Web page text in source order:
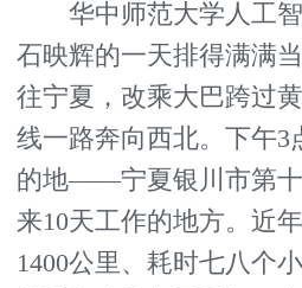
华中师范大学人工智
石映辉的一天排得满满
往宁夏，改乘大巴跨过
线一路奔向西北。下午3
的地——宁夏银川市第
来10天工作的地方。近
1400公里、耗时七八个